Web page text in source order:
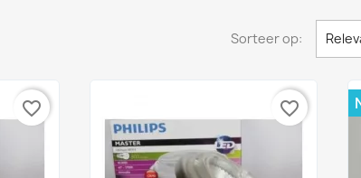
Sorteer op:
favorite_border favorite_border